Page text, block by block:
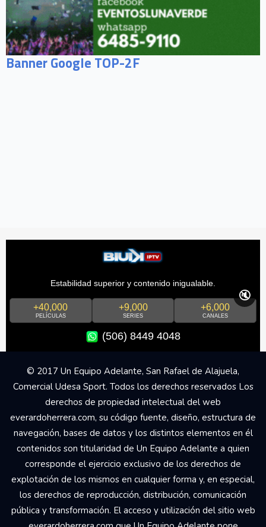
Banner Google TOP-2F
Estabilidad superior y contenido inigualable.
+40,000
PELÍCULAS
+9,000
SERIES
+6,000
CANALES
(506) 8449 4048
🔇
© 2017 Un Equipo Adelante, San Rafael de Alajuela,
Comercial Udesa Sport. Todos los derechos reservados Los
derechos de propiedad intelectual del web
everardoherrera.com, su código fuente, diseño, estructura de
navegación, bases de datos y los distintos elementos en él
contenidos son titularidad de Un Equipo Adelante a quien
corresponde el ejercicio exclusivo de los derechos de
explotación de los mismos en cualquier forma y, en especial,
los derechos de reproducción, distribución, comunicación
pública y transformación. El acceso y utilización del sitio web